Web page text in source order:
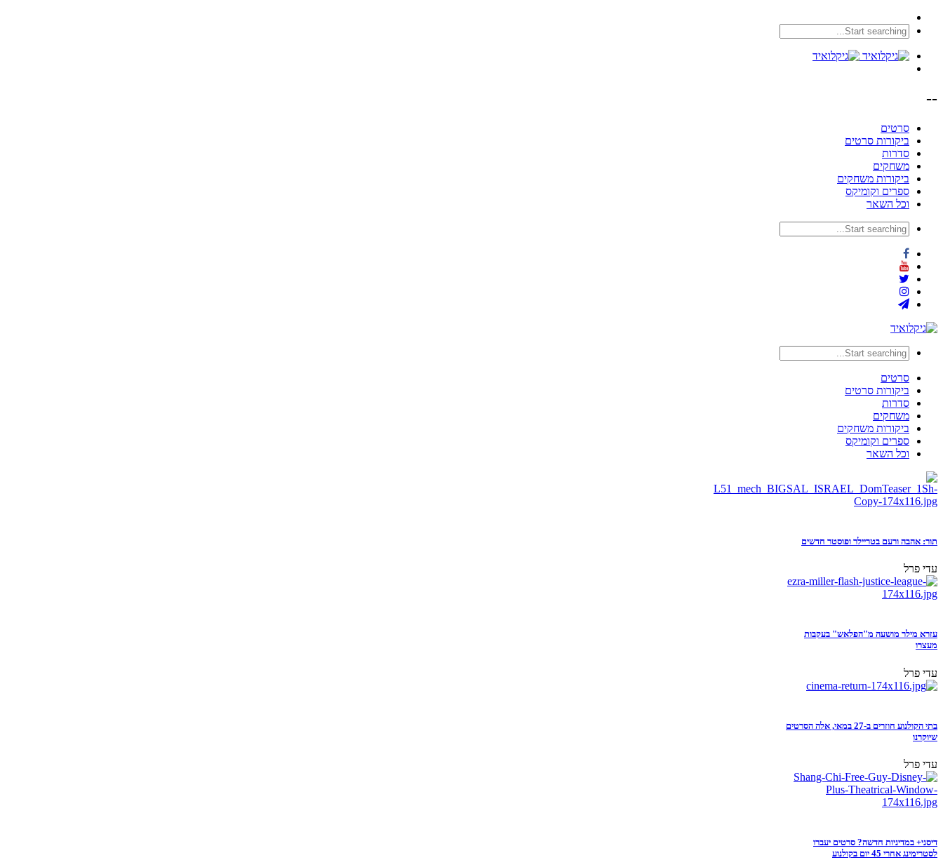
--
סרטים
ביקורות סרטים
סדרות
משחקים
ביקורות משחקים
ספרים וקומיקס
וכל השאר
סרטים
ביקורות סרטים
סדרות
משחקים
ביקורות משחקים
ספרים וקומיקס
וכל השאר
תור: אהבה ורעם בטריילר ופוסטר חדשים
עדי פרל
עזרא מילר מושעה מ"הפלאש" בעקבות
מעצרו
עדי פרל
בתי הקולנוע חוזרים ב-27 במאי, אלה הסרטים
שיוקרנו
עדי פרל
דיסני+ במדיניות חדשה? סרטים יעברו
לסטרימינג אחרי 45 יום בקולנוע